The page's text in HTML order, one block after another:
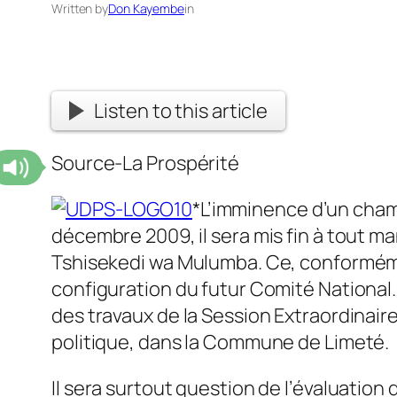
Written byDon Kayembein
Listen to this article
Source-La Prospérité
*L’imminence d’un
décembre 2009, il sera mis fin à tout
Tshisekedi wa Mulumba. Ce,
configuration du futur Comité
des travaux de la Session
politique, dans la Commune de Limeté.
Il sera surtout question de l’évaluation des activités du Comité National. Le bilan de cette évaluation, supplique Etienne Tshisekedi, devra déboucher entre autres sur des recommandations précises et pertinentes au sujet de la configuration du prochain Comité National. C’est donc un appel à une introspection sévère, à la sincérité et à l’engagement de chacun que lance le Président National afin qu’à travers ce bilan, des voies et moyens soient recherchés par tous pour ramener le Parti à l’unité. Car, reconnaît-il, les conflits internes ont démoralisé le peuple ; ils ont démobilisé les combattants et lassé les sympathisants. L’heure est au dépassement de soi, au rassemblement de toutes les forces et à la reconversion totale des mentalités afin de ne pas sacrifier l’essentiel de la lutte sur l’autel de la distraction. Ce discours a été lu à Kinshasa par Albert Moleka, Assistant de Tshisekedi, le vendredi 20 novembre, lors de la cérémonie d’ouverture solennelle des travaux de la session extraordinaire de tous les enjeux. Union pour la Démocratie et le Progrès Social Présidence Nationale Ouverture de la Session Extraordinaire du Comité National de l’UDPS (Vendredi 20 novembre 2009) Discours du Président National Tshisekedi wa Mulumba Monsieur le Président, Madame et Messieurs les Membres du Bureau du Comité National de l’Udps, Monsieur le Secrétaire Général de l’Udps, Honorables Membres du Comité National, Mesdames, Messieurs, Membres des Organes de Base, Distingués Invités, Combattantes et Combattants, Le samedi 02 avril 2005, dans notre discours d’ouverture officielle de la Session Extraordinaire du Comité National, nous nous fîmes le devoir de rappeler solennellement à nos hôtes de marque, à nos compatriotes et à nos combattantes et combattants, en particulier, le credo de notre parti créé le 15 février 1982 : l’avènement de la démocratie dans un état de droit respectueux des valeurs républicaines de liberté, de justice, d’égalité et de solidarité. Nous réaffirmons qu’aux termes de l’article 12 de nos statuts, notre méthode de lutte demeure la NON-VIOLENCE. Toutes ces valeurs auxquelles se réfère l’UDPS, déclarions-nous, sous-tendent en réalité le rêve du peuple congolais, à savoir la transformation de la République Démocratique du Congo en un havre de paix pour tout habitant de la planète ‘‘terre’’ qui a choisi d’y vivre, dans le libre respect des règles de vie communautaire. Il s’agit de la paix au sens plein qui implique aussi bien le silence des armes que le respect de la dignité humaine, l’absence de tracasserie, des plaintes et autres soucis relatifs aux besoins primaires des citoyens. La force et le sens de notre lutte pendant trois décennies prennent leur source dans la prise de conscience de notre responsabilité et de notre engagement de servir le peuple congolais dans la réalisation de son rêve. La mission qui nous est dévolue et la vision qui nous habite sont enracinées dans la ferme conviction et la foi que ce rêve est non seulement possible mais qu’il s’accomplira certainement. Monsieur le Président, Madame et Messieurs les Membres du Bureau du Comité National, Honorables Membres du Comité National,